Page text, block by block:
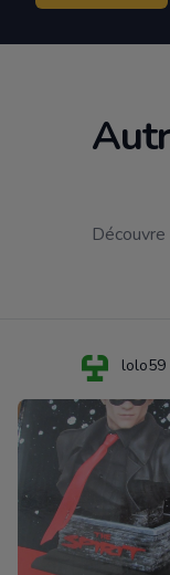
lolo59